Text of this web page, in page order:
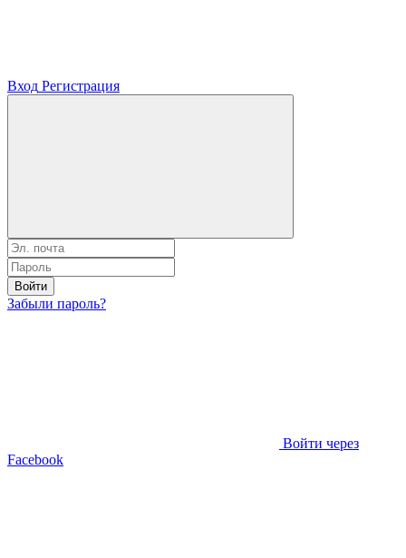
Вход Регистрация
Войти
Забыли пароль?
Войти через
Facebook